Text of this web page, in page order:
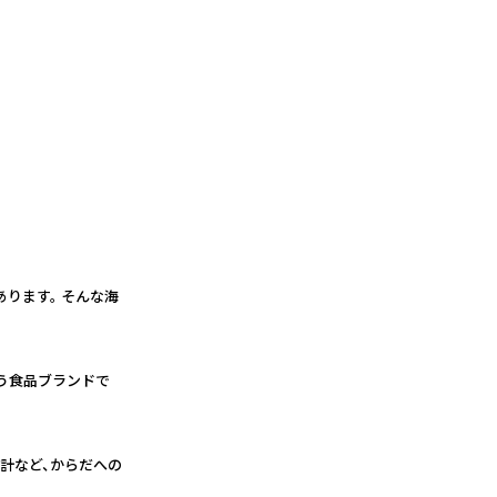
ます。 そんな海
食品ブランドで
など、からだへの